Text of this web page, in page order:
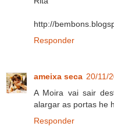
http://
Responder
ameixa seca 20/11/
A Moira vai sair
alargar as portas he
Responder